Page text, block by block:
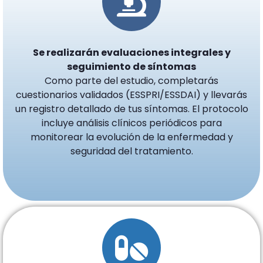
Se realizarán evaluaciones integrales y
seguimiento de síntomas
Como parte del estudio, completarás
cuestionarios validados (ESSPRI/ESSDAI) y llevarás
un registro detallado de tus síntomas. El protocolo
incluye análisis clínicos periódicos para
monitorear la evolución de la enfermedad y
seguridad del tratamiento.